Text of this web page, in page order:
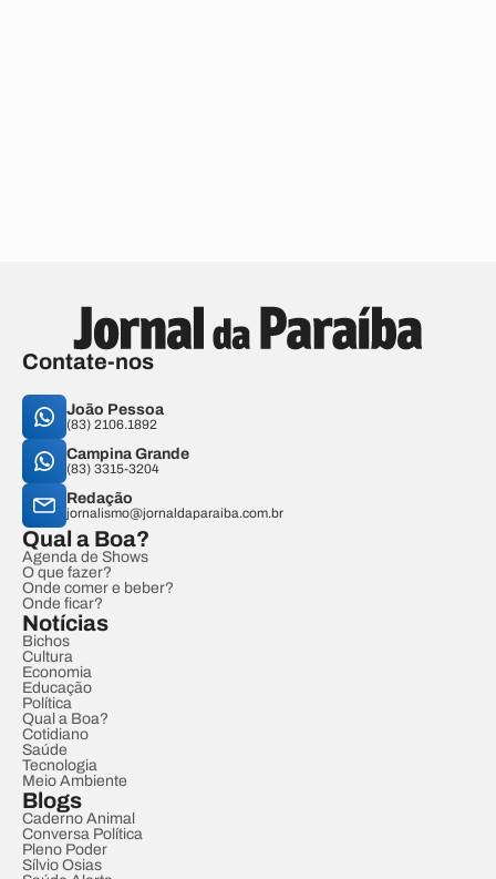
Contate-nos
João Pessoa
(83) 2106.1892
Campina Grande
(83) 3315-3204
Redação
jornalismo@jornaldaparaiba.com.br
Qual a Boa?
Agenda de Shows
O que fazer?
Onde comer e beber?
Onde ficar?
Notícias
Bichos
Cultura
Economia
Educação
Política
Qual a Boa?
Cotidiano
Saúde
Tecnologia
Meio Ambiente
Blogs
Caderno Animal
Conversa Política
Pleno Poder
Sílvio Osias